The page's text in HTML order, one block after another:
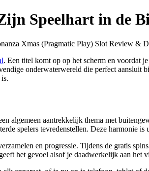
Speelhart in de
. Een titel komt op op het scherm en voordat
onderwaterwereld die perfect
algemeen aantrekkelijk thema met
spelers tevredenstellen. Deze harmonie is
en progressie. Tijdens de gratis
het gevoel alsof je daadwerkelijk aan